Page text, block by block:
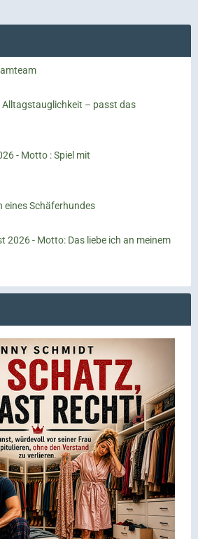
Alltagstauglichkeit – passt das
- Motto : Spiel mit
eines Schäferhundes
2026 - Motto: Das liebe ich an meinem